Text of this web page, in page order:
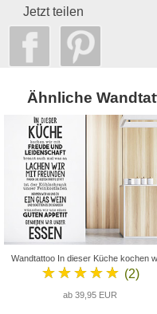
Jetzt teilen
Ähnliche
Wandtattoo In dieser Küche kochen
★★★★★ (2)
ab 39,95 EUR